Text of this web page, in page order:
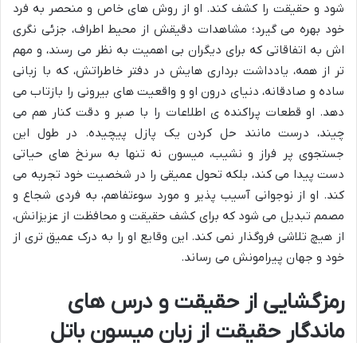
شود و حقیقت را کشف کند. او از روش های خاص و منحصر به فرد
خود بهره می گیرد؛ مشاهدات دقیقش از محیط اطراف، جزئی نگری
اش به اتفاقاتی که برای دیگران بی اهمیت به نظر می رسند، و مهم
تر از همه، یادداشت برداری هایش در دفتر خاطراتش، که با زبانی
ساده و صادقانه، دنیای درون او و واقعیت های بیرونی را بازتاب می
دهد. او قطعات پراکنده ی اطلاعات را با صبر و دقت کنار هم می
چیند، درست مانند حل کردن یک پازل پیچیده. در طول این
جستجوی پر فراز و نشیب، میسون نه تنها به سرنخ های حیاتی
دست پیدا می کند، بلکه تحول عمیقی را در شخصیت خود تجربه می
کند. او از نوجوانی آسیب پذیر و مورد سوءتفاهم، به فردی شجاع و
مصمم تبدیل می شود که برای کشف حقیقت و محافظت از عزیزانش،
از هیچ تلاشی فروگذار نمی کند. این وقایع او را به درک عمیق تری از
خود و جهان پیرامونش می رساند.
رمزگشایی از حقیقت و درس های
ماندگار حقیقت از زبان میسون باتل